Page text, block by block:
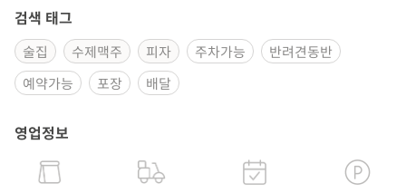
검색 태그
술집 수제맥주 피자 주차가능
반려견동반
예약가능
포장 배달
영업정보